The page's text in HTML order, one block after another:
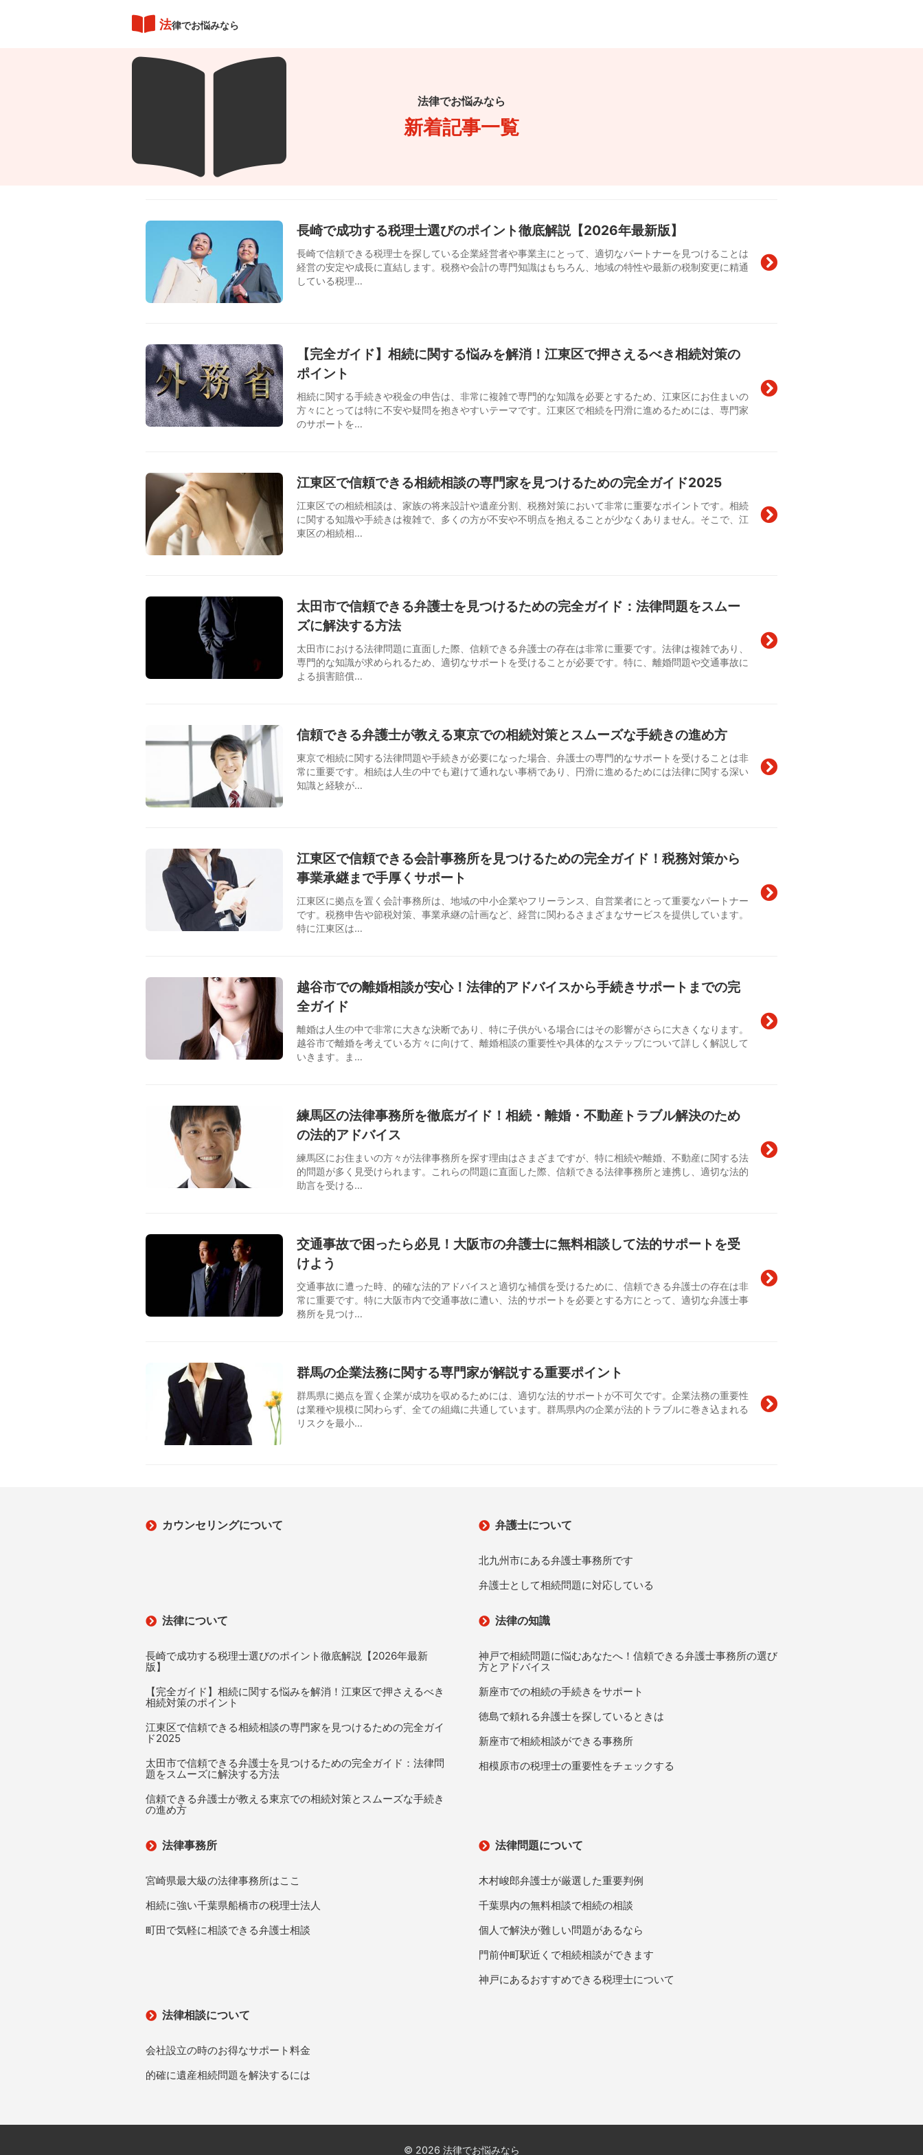
法律でお悩みなら
法律でお悩みなら
新着記事一覧
長崎で成功する税理士選びのポイント徹底解説【2026年最新版】
長崎で信頼できる税理士を探している企業経営者や事業主にとって、適切なパートナーを見つけることは
経営の安定や成長に直結します。税務や会計の専門知識はもちろん、地域の特性や最新の税制変更に精通
している税理…
【完全ガイド】相続に関する悩みを解消！江東区で押さえるべき相続対策の
ポイント
相続に関する手続きや税金の申告は、非常に複雑で専門的な知識を必要とするため、江東区にお住まいの
方々にとっては特に不安や疑問を抱きやすいテーマです。江東区で相続を円滑に進めるためには、専門家
のサポートを…
江東区で信頼できる相続相談の専門家を見つけるための完全ガイド2025
江東区での相続相談は、家族の将来設計や遺産分割、税務対策において非常に重要なポイントです。相続
に関する知識や手続きは複雑で、多くの方が不安や不明点を抱えることが少なくありません。そこで、江
東区の相続相…
太田市で信頼できる弁護士を見つけるための完全ガイド：法律問題をスムー
ズに解決する方法
太田市における法律問題に直面した際、信頼できる弁護士の存在は非常に重要です。法律は複雑であり、
専門的な知識が求められるため、適切なサポートを受けることが必要です。特に、離婚問題や交通事故に
よる損害賠償…
信頼できる弁護士が教える東京での相続対策とスムーズな手続きの進め方
東京で相続に関する法律問題や手続きが必要になった場合、弁護士の専門的なサポートを受けることは非
常に重要です。相続は人生の中でも避けて通れない事柄であり、円滑に進めるためには法律に関する深い
知識と経験が…
江東区で信頼できる会計事務所を見つけるための完全ガイド！税務対策から
事業承継まで手厚くサポート
江東区に拠点を置く会計事務所は、地域の中小企業やフリーランス、自営業者にとって重要なパートナー
です。税務申告や節税対策、事業承継の計画など、経営に関わるさまざまなサービスを提供しています。
特に江東区は…
越谷市での離婚相談が安心！法律的アドバイスから手続きサポートまでの完
全ガイド
離婚は人生の中で非常に大きな決断であり、特に子供がいる場合にはその影響がさらに大きくなります。
越谷市で離婚を考えている方々に向けて、離婚相談の重要性や具体的なステップについて詳しく解説して
いきます。ま…
練馬区の法律事務所を徹底ガイド！相続・離婚・不動産トラブル解決のため
の法的アドバイス
練馬区にお住まいの方々が法律事務所を探す理由はさまざまですが、特に相続や離婚、不動産に関する法
的問題が多く見受けられます。これらの問題に直面した際、信頼できる法律事務所と連携し、適切な法的
助言を受ける…
交通事故で困ったら必見！大阪市の弁護士に無料相談して法的サポートを受
けよう
交通事故に遭った時、的確な法的アドバイスと適切な補償を受けるために、信頼できる弁護士の存在は非
常に重要です。特に大阪市内で交通事故に遭い、法的サポートを必要とする方にとって、適切な弁護士事
務所を見つけ…
群馬の企業法務に関する専門家が解説する重要ポイント
群馬県に拠点を置く企業が成功を収めるためには、適切な法的サポートが不可欠です。企業法務の重要性
は業種や規模に関わらず、全ての組織に共通しています。群馬県内の企業が法的トラブルに巻き込まれる
リスクを最小…
カウンセリングについて 弁護士について
北九州市にある弁護士事務所です
弁護士として相続問題に対応している
法律について
長崎で成功する税理士選びのポイント徹底解説【2026年最新
版】
【完全ガイド】相続に関する悩みを解消！江東区で押さえるべき
相続対策のポイント
江東区で信頼できる相続相談の専門家を見つけるための完全ガイ
ド2025
太田市で信頼できる弁護士を見つけるための完全ガイド：法律問
題をスムーズに解決する方法
信頼できる弁護士が教える東京での相続対策とスムーズな手続き
の進め方
法律の知識
神戸で相続問題に悩むあなたへ！信頼できる弁護士事務所の選び
方とアドバイス
新座市での相続の手続きをサポート
徳島で頼れる弁護士を探しているときは
新座市で相続相談ができる事務所
相模原市の税理士の重要性をチェックする
法律事務所
宮崎県最大級の法律事務所はここ
相続に強い千葉県船橋市の税理士法人
町田で気軽に相談できる弁護士相談
法律問題について
木村峻郎弁護士が厳選した重要判例
千葉県内の無料相談で相続の相談
個人で解決が難しい問題があるなら
門前仲町駅近くで相続相談ができます
神戸にあるおすすめできる税理士について
法律相談について
会社設立の時のお得なサポート料金
的確に遺産相続問題を解決するには
© 2026 法律でお悩みなら